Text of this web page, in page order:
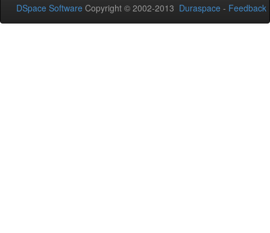
DSpace Software Copyright © 2002-2013 Duraspace - Feedback